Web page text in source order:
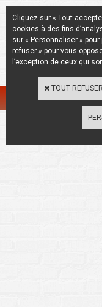
Cliquez sur « Tout
cookies à des fins
sur « Personnaliser »
refuser » pour vous
l’exception de ceux qui
TOUT REFUSER